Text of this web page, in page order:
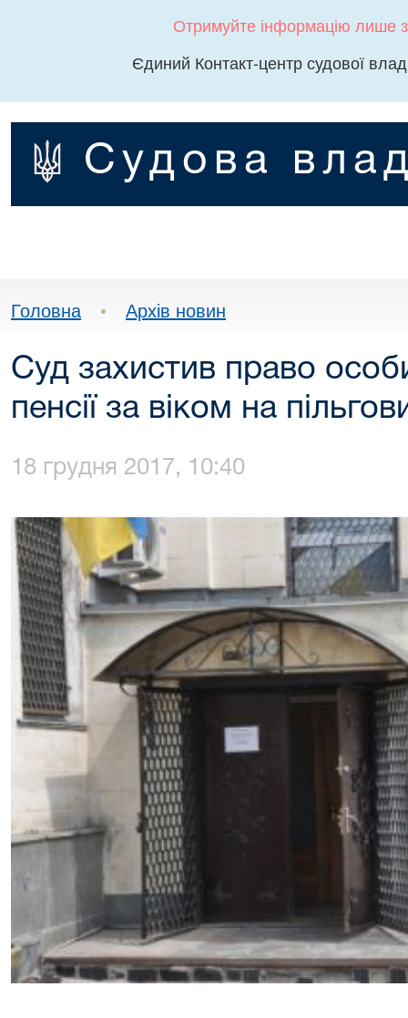
Отримуйте інформацію лише
Єдиний Контакт-центр судової
Судова
Головна • Архів новин
Суд захистив право
пенсії за віком на
18 грудня 2017, 10:40